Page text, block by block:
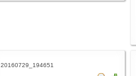
20160729_194651